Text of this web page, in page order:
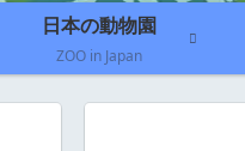
日本の動物園
ZOO in Japan